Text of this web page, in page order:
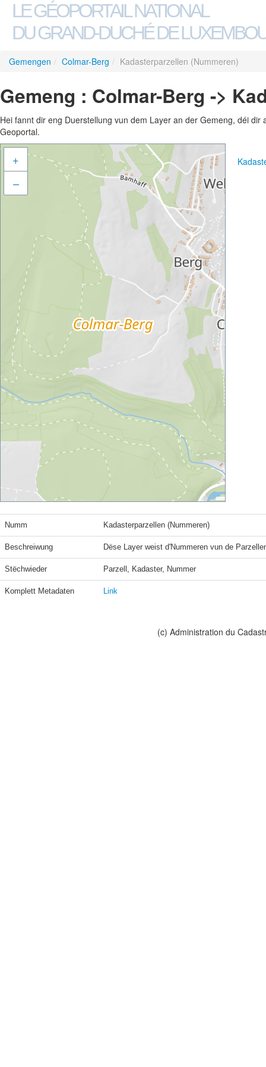
LE GÉOPORTAIL NATIONAL
DU GRAND-DUCHÉ DE
Gemengen / Colmar-Berg / Kadasterparzellen (Nummeren)
Gemeng : Colmar-Berg ->
Hei fannt dir eng Duerstellung vun dem Layer an der Gemeng, déi
Geoportal.
+
–
Numm Kadasterparzellen (Nummeren)
Beschreiwung Dëse Layer weist d'Nummeren vun de
Stëchwieder Parzell, Kadaster, Nummer
Komplett Metadaten Link
(c) Administration du